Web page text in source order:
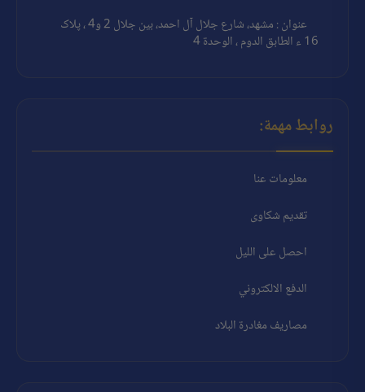
عنوان : مشهد، شارع جلال آل احمد، بين جلال 2 و4 ، پلاک
16 ء الطابق الدوم ، الوحدة 4
روابط مهمة:
معلومات عنا
تقديم شكاوى
احصل على الليل
الدفع الالكتروني
مصاريف مغادرة البلاد